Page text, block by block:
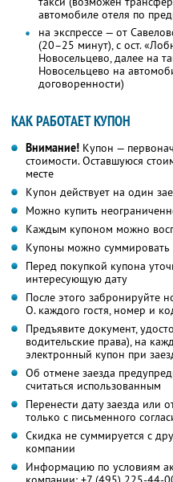
автомобиле отеля по
на экспрессе — от
(20–25 минут), с ост.
Новосельцево, далее на
Новосельцево на
договоренности)
КАК РАБОТАЕТ КУПОН
Внимание! Купон —
стоимости. Оставшуюся
месте
Купон действует на один
Можно купить
Каждым купоном можно
Купоны можно суммировать
Перед покупкой купона
интересующую дату
После этого забронируйте
О. каждого гостя, номер и
Предъявите документ,
водительские права), на
электронный купон при
Об отмене заезда
считаться использованным
Перенести дату заезда или
только с письменного
Скидка не суммируется с
компании
Информацию по условиям